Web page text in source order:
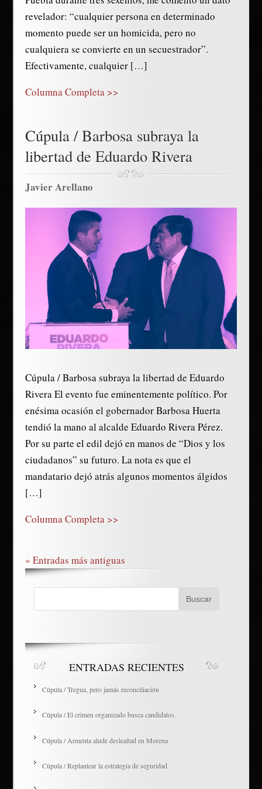
revelador: “cualquier persona en determinado
momento puede ser un homicida, pero no
cualquiera se convierte en un secuestrador”.
Efectivamente, cualquier […]
Columna Completa >>
Cúpula / Barbosa subraya la
libertad de Eduardo Rivera
Javier Arellano
Cúpula / Barbosa subraya la libertad de Eduardo
Rivera El evento fue eminentemente político. Por
enésima ocasión el gobernador Barbosa Huerta
tendió la mano al alcalde Eduardo Rivera Pérez.
Por su parte el edil dejó en manos de “Dios y los
ciudadanos” su futuro. La nota es que el
mandatario dejó atrás algunos momentos álgidos
[…]
Columna Completa >>
« Entradas más antiguas
ENTRADAS RECIENTES
Cúpula / Tregua, pero jamás reconciliación
Cúpula / El crimen organizado busca candidatos.
Cúpula / Armenta alude deslealtad en Morena
Cúpula / Replantear la estrategia de seguridad.